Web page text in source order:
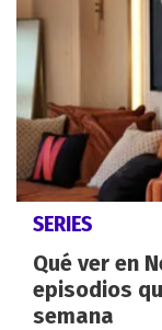
SERIES
Qué ver en
episodios
semana